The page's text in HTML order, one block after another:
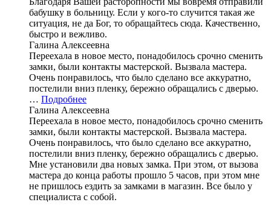
бабушку в больницу. Если у кого-то случится такая же
ситуация, не да Бог, то обращайтесь сюда. Качественно,
быстро и вежливо.
Галина Алексеевна
Переехала в новое место, понадобилось срочно сменить
замки, были контакты мастерской. Вызвала мастера.
Очень понравилось, что было сделано все аккуратно,
постелили вниз пленку, бережно обращались с дверью.
… Подробнее
Галина Алексеевна
Переехала в новое место, понадобилось срочно сменить
замки, были контакты мастерской. Вызвала мастера.
Очень понравилось, что было сделано все аккуратно,
постелили вниз пленку, бережно обращались с дверью.
Мне установили два новых замка. При этом, от вызова
мастера до конца работы прошло 5 часов, при этом мне
не пришлось ездить за замками в магазин. Все было у
специалиста с собой.